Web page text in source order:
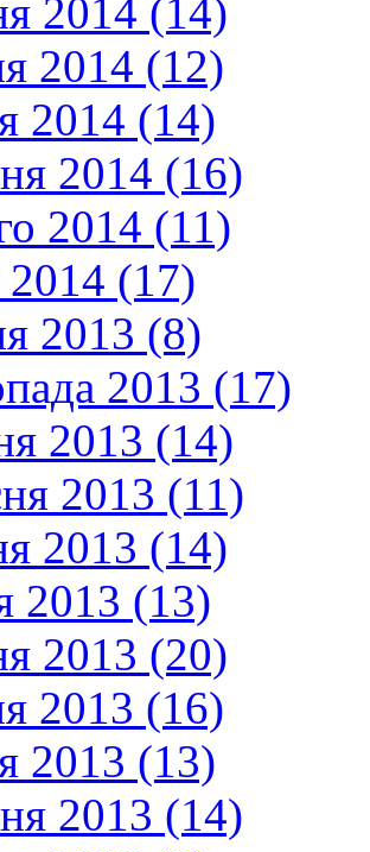
2014 (14)
2014 (12)
2014 (14)
2014 (16)
2014 (11)
2014 (17)
2013 (8)
2013 (17)
2013 (14)
2013 (11)
2013 (14)
2013 (13)
2013 (20)
2013 (16)
2013 (13)
2013 (14)